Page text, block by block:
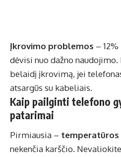
Įkrovimo problemos –
dėvisi nuo dažno
belaidį įkrovimą, jei
atsargūs su kabeliais.
Kaip pailginti telefono
patarimai
Pirmiausia – temperatūros
nekenčia karščio.